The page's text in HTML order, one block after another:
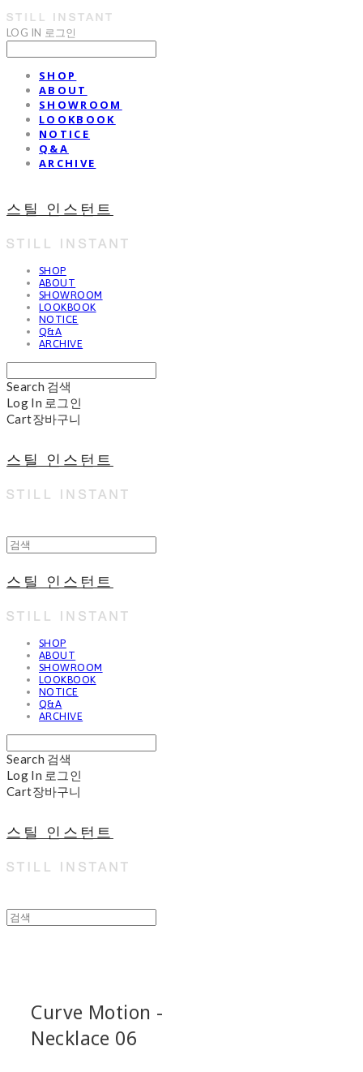
LOG IN 로그인
SHOP
ABOUT
SHOWROOM
LOOKBOOK
NOTICE
Q&A
ARCHIVE
스틸 인스턴트
SHOP
ABOUT
SHOWROOM
LOOKBOOK
NOTICE
Q&A
ARCHIVE
Search 검색
Log In 로그인
Cart장바구니
스틸 인스턴트
스틸 인스턴트
SHOP
ABOUT
SHOWROOM
LOOKBOOK
NOTICE
Q&A
ARCHIVE
Search 검색
Log In 로그인
Cart장바구니
스틸 인스턴트
Curve Motion -
Necklace 06